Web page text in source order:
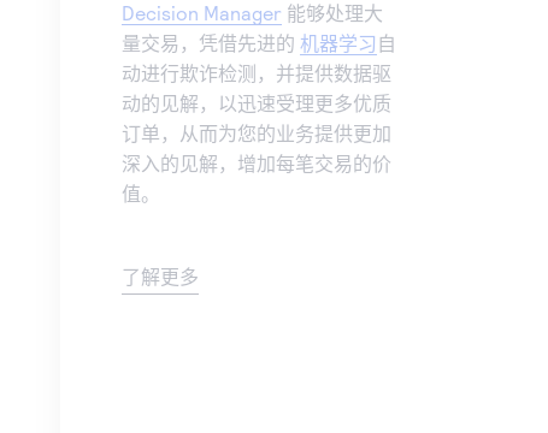
Decision Manager 能够处理大
量交易，凭借先进的 机器学习 自
动进行欺诈检测，并提供数据驱
动的见解，以迅速受理更多优质
订单，从而为您的业务提供更加
深入的见解，增加每笔交易的价
值。
了解更多